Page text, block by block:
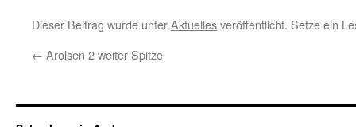
Dieser Beitrag wurde unterAktuellesveröffentlicht. Setze ein
← Arolsen 2 weiter Spitze